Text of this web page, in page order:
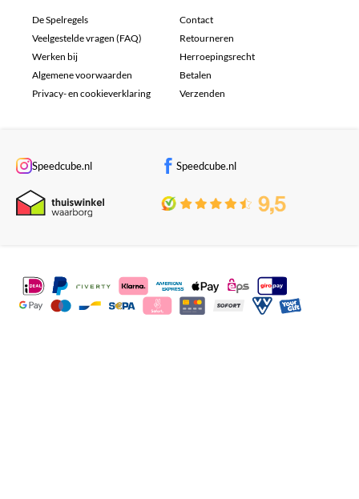
De Spelregels
Veelgestelde vragen (FAQ)
Werken bij
Algemene voorwaarden
Privacy- en cookieverklaring
Contact
Retourneren
Herroepingsrecht
Betalen
Verzenden
Speedcube.nl Speedcube.nl